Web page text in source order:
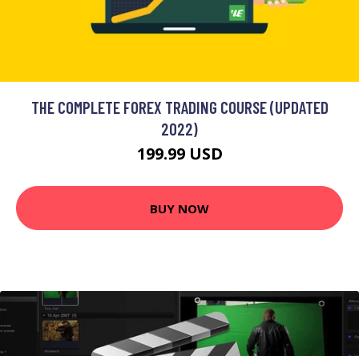
THE COMPLETE FOREX TRADING COURSE (UPDATED
2022)
199.99 USD
BUY NOW